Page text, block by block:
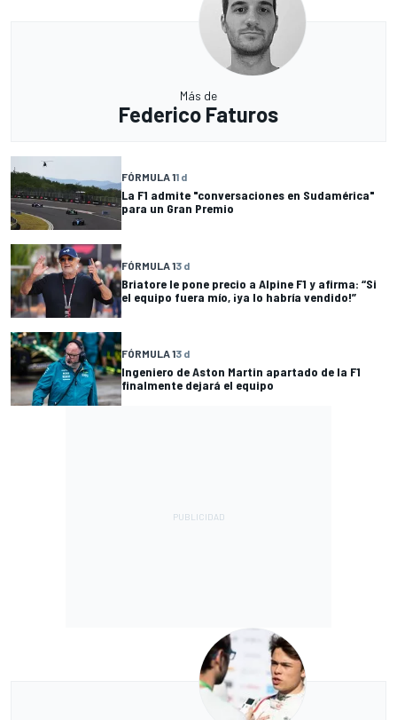
Más de
Federico Faturos
FÓRMULA 11 d
La F1 admite "conversaciones en Sudamérica"
para un Gran Premio
FÓRMULA 13 d
Briatore le pone precio a Alpine F1 y afirma: “Si
el equipo fuera mío, ¡ya lo habría vendido!”
FÓRMULA 13 d
Ingeniero de Aston Martin apartado de la F1
finalmente dejará el equipo